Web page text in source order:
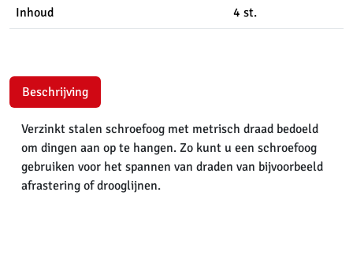
Inhoud 4 st.
Beschrijving
Verzinkt stalen schroefoog met metrisch draad bedoeld
om dingen aan op te hangen. Zo kunt u een schroefoog
gebruiken voor het spannen van draden van bijvoorbeeld
afrastering of drooglijnen.